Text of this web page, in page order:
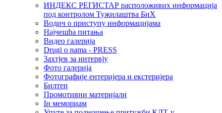
ИНДЕКС РЕГИСТАР расположивих информација
под контролом Тужилаштва БиХ
Водич о приступу информацијама
Најчешћа питања
Видео галерија
Drugi o nama - PRESS
Захтјев за интервју
Фото галерија
Фотографије ентеријера и екстеријера
Билтен
Промотивни материјали
Iн мемориам